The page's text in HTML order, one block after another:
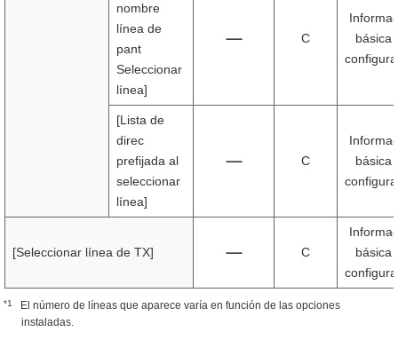
nombre
línea de
pant
Seleccionar
línea]
C
básica
[Lista de
direc
prefijada al
seleccionar
línea]
C
básica
[Seleccionar línea de TX] C
básica
*1
El número de líneas que aparece varía en función de las opciones
instaladas.